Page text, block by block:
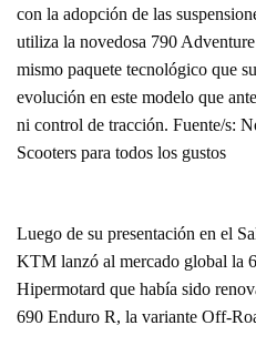
con la adopción de las
utiliza la novedosa 790
mismo paquete tecnológico que
evolución en este modelo que
ni control de tracción. Fuente/s:
Scooters para todos los gustos
Luego de su presentación en el
KTM lanzó al mercado global la
Hipermotard que había sido
690 Enduro R, la variante Off-